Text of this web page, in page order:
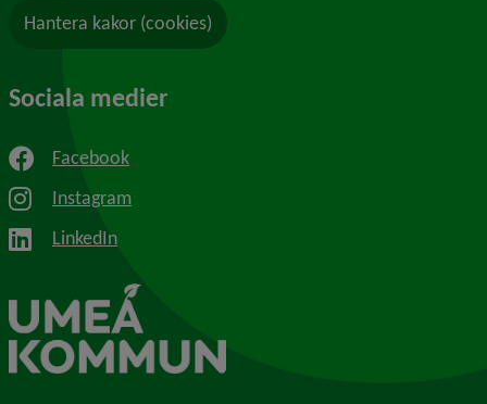
Hantera kakor (cookies)
Sociala medier
Facebook
Instagram
LinkedIn